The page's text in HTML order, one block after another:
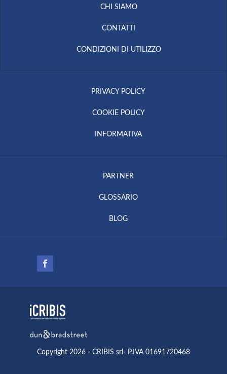
CHI SIAMO
CONTATTI
CONDIZIONI DI UTILIZZO
PRIVACY POLICY
COOKIE POLICY
INFORMATIVA
PARTNER
GLOSSARIO
BLOG
Copyright 2026 - CRIBIS srl- P.IVA 01691720468